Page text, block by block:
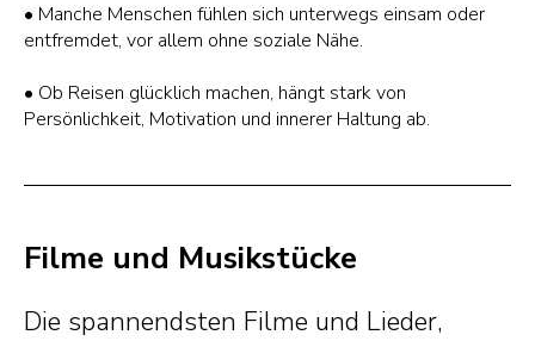
• Manche Menschen fühlen sich unterwegs einsam oder
entfremdet, vor allem ohne soziale Nähe.
• Ob Reisen glücklich machen, hängt stark von
Persönlichkeit, Motivation und innerer Haltung ab.
Filme und Musikstücke
Die spannendsten Filme und Lieder,